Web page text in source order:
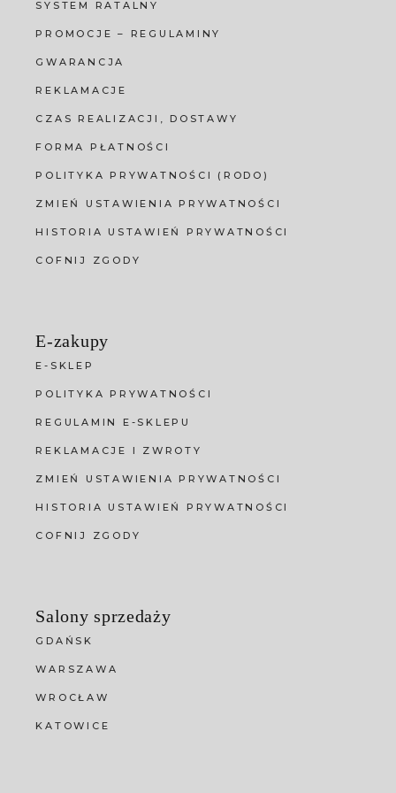
SYSTEM RATALNY
PROMOCJE – REGULAMINY
GWARANCJA
REKLAMACJE
CZAS REALIZACJI, DOSTAWY
FORMA PŁATNOŚCI
POLITYKA PRYWATNOŚCI (RODO)
ZMIEŃ USTAWIENIA PRYWATNOŚCI
HISTORIA USTAWIEŃ PRYWATNOŚCI
COFNIJ ZGODY
E-zakupy
E-SKLEP
POLITYKA PRYWATNOŚCI
REGULAMIN E-SKLEPU
REKLAMACJE I ZWROTY
ZMIEŃ USTAWIENIA PRYWATNOŚCI
HISTORIA USTAWIEŃ PRYWATNOŚCI
COFNIJ ZGODY
Salony sprzedaży
GDAŃSK
WARSZAWA
WROCŁAW
KATOWICE